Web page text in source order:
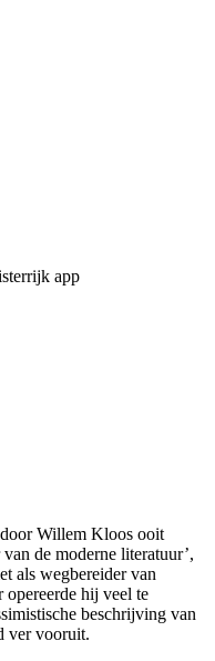
app
Willem Kloos ooit
de moderne literatuur’,
als wegbereider van
opereerde hij veel te
beschrijving van
ver vooruit.